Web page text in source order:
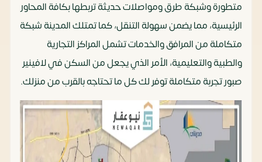
متطورة وشبكة طرق ومواصلات حديثة تربطها بكافة المحاور
الرئيسية، مما يضمن سهولة التنقل، كما تمتلك المدينة شبكة
متكاملة من المرافق والخدمات تشمل المراكز التجارية
والطبية والتعليمية، الأمر الذي يجعل من السكن في لافينير
صبور تجربة متكاملة توفر لك كل ما تحتاجه بالقرب من منزلك.